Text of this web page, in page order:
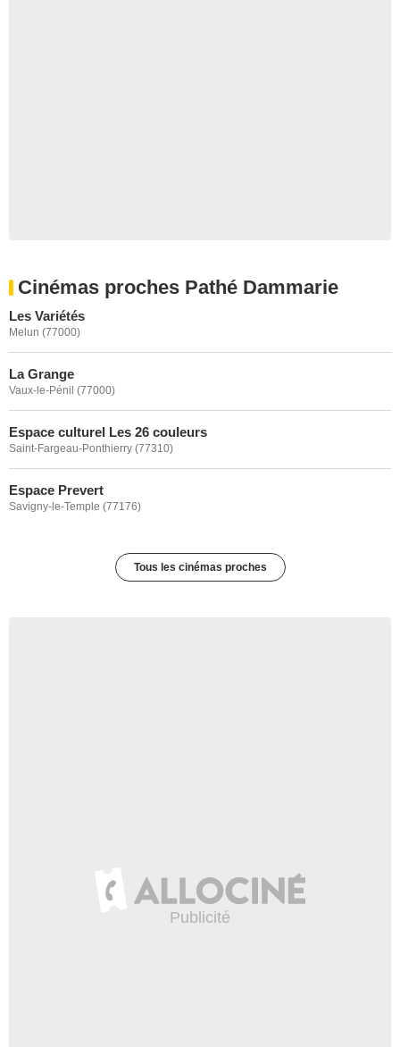
Cinémas proches Pathé Dammarie
Les Variétés
Melun (77000)
La Grange
Vaux-le-Pénil (77000)
Espace culturel Les 26 couleurs
Saint-Fargeau-Ponthierry (77310)
Espace Prevert
Savigny-le-Temple (77176)
Tous les cinémas proches